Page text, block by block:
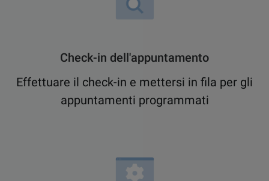
Check-in dell'appuntamento
Effettuare il check-in e mettersi in fila per gli
appuntamenti programmati